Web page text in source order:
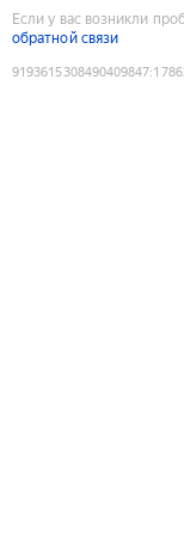
Если у вас возникли
обратной связи
9193615308490409847: